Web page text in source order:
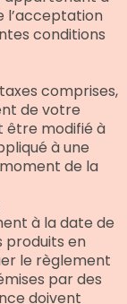
l’acceptation
conditions
comprises,
de votre
être modifié à
à une
de la
à la date de
produits en
le règlement
par des
doivent